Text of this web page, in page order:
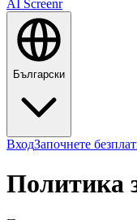
AI Screenr
Български
ВходЗапочнете
Политика